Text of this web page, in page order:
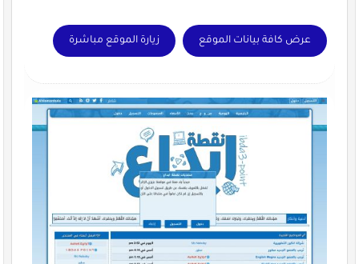
عرض كافة بيانات الموقع زيارة الموقع مباشرة